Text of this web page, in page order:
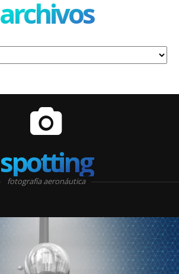
archivos
spotting
fotografía aeronáutica